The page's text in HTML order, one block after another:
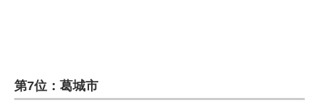
第7位：葛城市